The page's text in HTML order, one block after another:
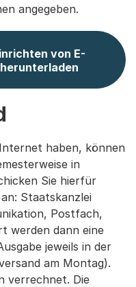
angegeben.
von E-
haben, können
in
Sie hierfür
Staatskanzlei
Postfach,
werden dann eine
jeweils in der
am Montag).
verrechnet. Die